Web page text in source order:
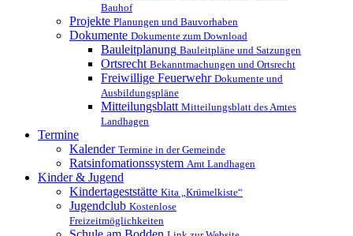
Bauhof
Projekte Planungen und Bauvorhaben
Dokumente Dokumente zum Download
Bauleitplanung Bauleitpläne und Satzungen
Ortsrecht Bekanntmachungen und Ortsrecht
Freiwillige Feuerwehr Dokumente und
Ausbildungspläne
Mitteilungsblatt Mitteilungsblatt des Amtes
Landhagen
Termine
Kalender Termine in der Gemeinde
Ratsinfomationssystem Amt Landhagen
Kinder & Jugend
Kindertageststätte Kita „Krümelkiste“
Jugendclub Kostenlose
Freizeitmöglichkeiten